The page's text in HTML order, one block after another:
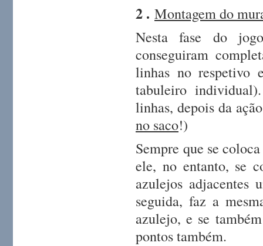
2 . Montagem do
Nesta fase do
conseguiram
linhas no respetivo
tabuleiro
linhas, depois da
no saco!)
Sempre que se
ele, no entanto, se
azulejos adjacentes
seguida, faz a
azulejo, e se
pontos também.